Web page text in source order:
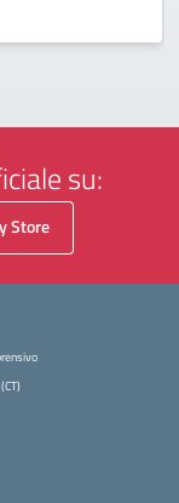
su:
Store
iniziale della scuola